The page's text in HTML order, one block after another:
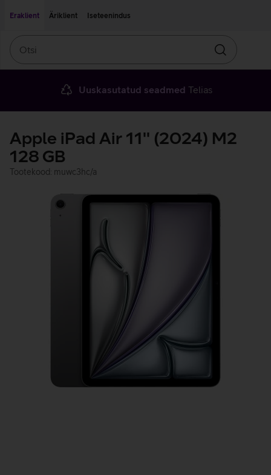
Eraklient
Äriklient Iseteenindus
Otsin
Uuskasutatud seadmed Telias
Apple iPad Air 11'' (2024) M2
128 GB
Tootekood: muwc3hc/a